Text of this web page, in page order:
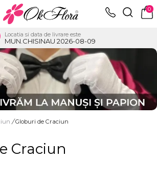
0
Locatia si data de livrare este
MUN.CHISINAU 2026-08-09
/ Globuri de Craciun
Craciun